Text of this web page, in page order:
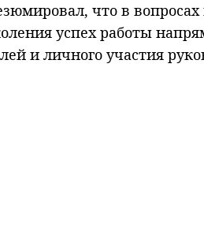
что в
успех работы
и личного участия